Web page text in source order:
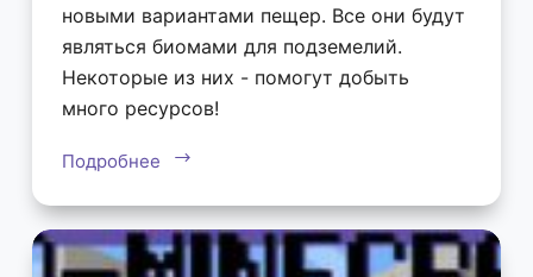
новыми вариантами пещер. Все они будут
являться биомами для подземелий.
Некоторые из них - помогут добыть
много ресурсов!
Подробнее